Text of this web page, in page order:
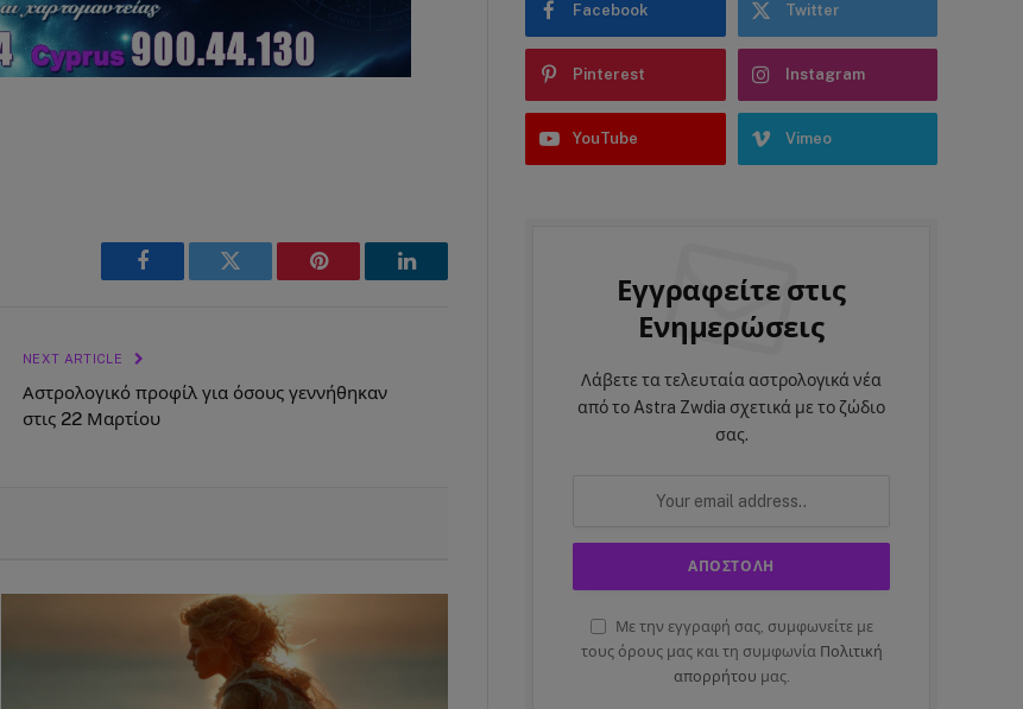
Facebook Twitter Pinterest LinkedIn
NEXT ARTICLE
Αστρολογικό προφίλ για όσους γεννήθηκαν
στις 22 Μαρτίου
Facebook Twitter
Pinterest Instagram
YouTube Vimeo
Εγγραφείτε στις
Ενημερώσεις
Λάβετε τα τελευταία αστρολογικά νέα
από το Astra Zwdia σχετικά με το ζώδιο
σας.
Με την εγγραφή σας, συμφωνείτε με
τους όρους μας και τη συμφωνία Πολιτική
απορρήτου μας.